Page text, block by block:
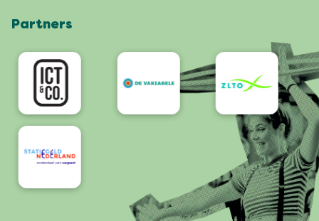
App
Bereikbaarheid/Toegankelijkheid
Partners